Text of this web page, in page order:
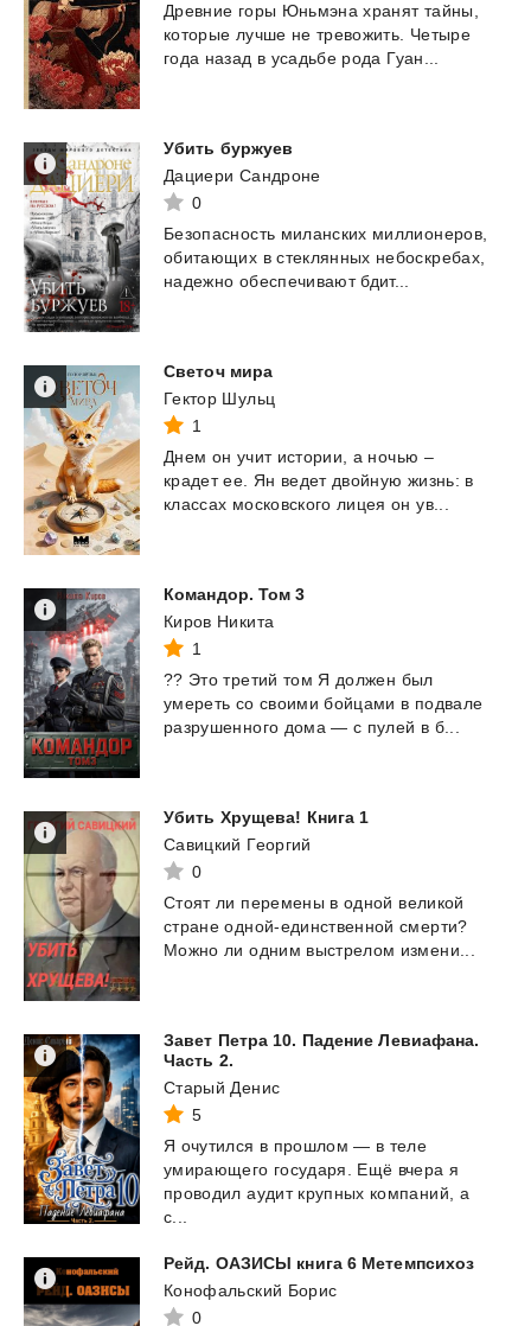
Древние горы Юньмэна хранят тайны,
которые лучше не тревожить.
Четыре
года назад в усадьбе рода Гуан...
Убить буржуев
Дациери Сандроне
0
Безопасность миланских миллионеров,
обитающих в стеклянных небоскребах,
надежно обеспечивают бдит...
Светоч мира
Гектор Шульц
1
Днем он учит истории, а ночью –
крадет ее. Ян ведет двойную жизнь: в
классах московского лицея он ув...
Командор. Том 3
Киров Никита
1
?? Это третий том Я должен был
умереть со своими бойцами в подвале
разрушенного дома — с пулей в б...
Убить Хрущева! Книга 1
Савицкий Георгий
0
Стоят ли перемены в одной великой
стране одной-единственной смерти?
Можно ли одним выстрелом измени...
Завет Петра 10. Падение Левиафана.
Часть 2.
Старый Денис
5
Я очутился в прошлом — в теле
умирающего государя. Ещё вчера я
проводил аудит крупных компаний, а
с...
Рейд. ОАЗИСЫ книга 6 Метемпсихоз
Конофальский Борис
0